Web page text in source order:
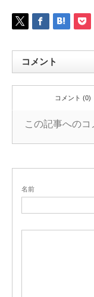
コメント
コメント (0)
この記事へのコ
名前